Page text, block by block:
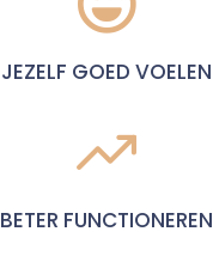
JEZELF GOED VOELEN
BETER FUNCTIONEREN